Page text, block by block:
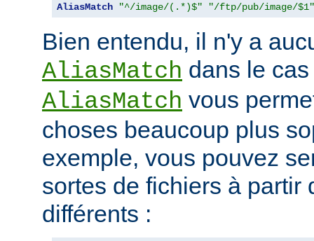
AliasMatch "^/image/(.*)$" "/ftp/pub/image/$1"
Bien entendu, il n'y a
AliasMatch dans le
AliasMatch vous
choses beaucoup plus
exemple, vous pouvez
sortes de fichiers à partir
différents :